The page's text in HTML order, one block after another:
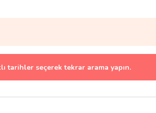
tarihler seçerek tekrar arama yapın.